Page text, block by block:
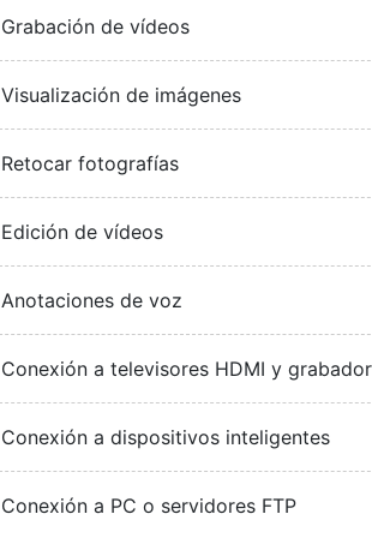
Grabación de vídeos
Visualización de imágenes
Retocar fotografías
Edición de vídeos
Anotaciones de voz
Conexión a televisores HDMI y
Conexión a dispositivos inteligentes
Conexión a PC o servidores FTP